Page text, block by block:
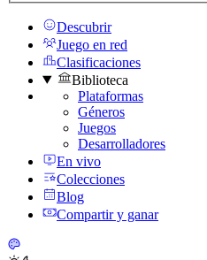
Descubrir
Juego en red
Clasificaciones
Biblioteca
Plataformas
Géneros
Juegos
Desarrolladores
En vivo
Colecciones
Blog
Compartir y ganar